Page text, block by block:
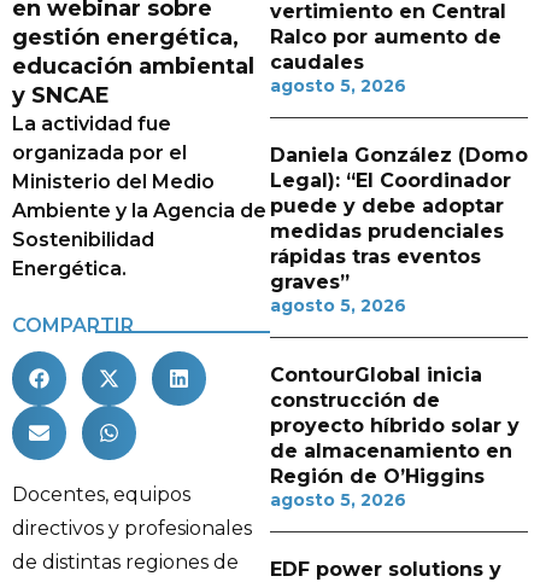
en webinar sobre
gestión energética,
educación ambiental
y SNCAE
La actividad fue
organizada por el
Ministerio del Medio
Ambiente y la Agencia de
Sostenibilidad
Energética.
COMPARTIR
Docentes, equipos
directivos y profesionales
de distintas regiones de
vertimiento en Central
Ralco por aumento de
caudales
agosto 5, 2026
Daniela González (Domo
Legal): “El Coordinador
puede y debe adoptar
medidas prudenciales
rápidas tras eventos
graves”
agosto 5, 2026
ContourGlobal inicia
construcción de
proyecto híbrido solar y
de almacenamiento en
Región de O’Higgins
agosto 5, 2026
EDF power solutions y